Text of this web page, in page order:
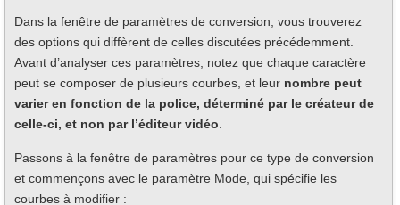
Dans la fenêtre de paramètres de conversion, vous trouverez
des options qui diffèrent de celles discutées précédemment.
Avant d’analyser ces paramètres, notez que chaque caractère
peut se composer de plusieurs courbes, et leur nombre peut
varier en fonction de la police, déterminé par le créateur de
celle-ci, et non par l’éditeur vidéo
Passons à la fenêtre de paramètres pour ce type de conversion
et commençons avec le paramètre Mode, qui spécifie les
courbes à modifier :